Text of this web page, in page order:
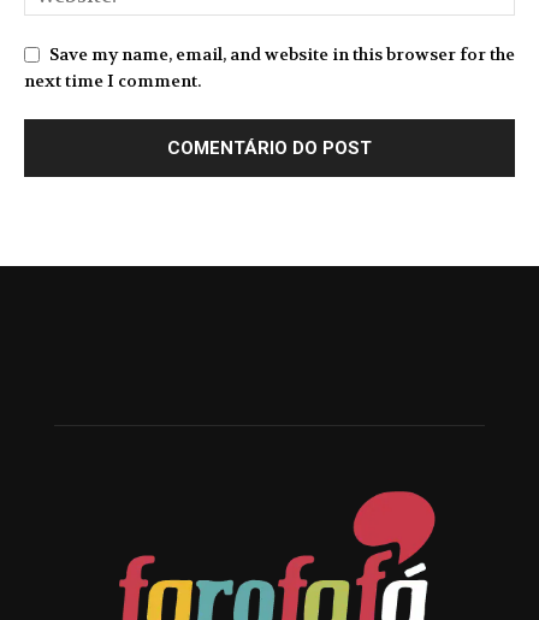
Save my name, email, and website in this browser for the
next time I comment.